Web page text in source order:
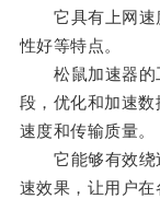
它具有上网速
性好等特点。
松鼠加速器的
段，优化和加速
速度和传输质量。
它能够有效绕
速效果，让用户